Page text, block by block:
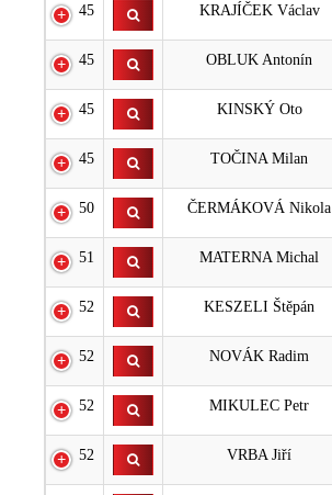
45 KRAJÍČEK Václav
45 OBLUK Antonín
45 KINSKÝ Oto
45 TOČINA Milan
50 ČERMÁKOVÁ Nikola
51 MATERNA Michal
52 KESZELI Štěpán
52 NOVÁK Radim
52 MIKULEC Petr
52 VRBA Jiří